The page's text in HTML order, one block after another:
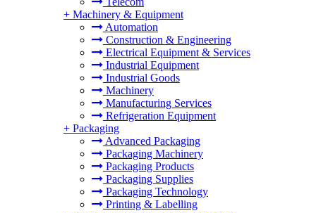
+ Machinery & Equipment
Automation
Construction & Engineering
Electrical Equipment & Services
Industrial Equipment
Industrial Goods
Machinery
Manufacturing Services
Refrigeration Equipment
+ Packaging
Advanced Packaging
Packaging Machinery
Packaging Products
Packaging Supplies
Packaging Technology
Printing & Labelling